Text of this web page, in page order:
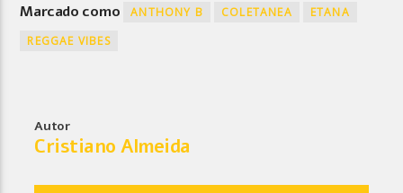
Marcado como ANTHONY B COLETANEA
ETANA
REGGAE VIBES
Autor
Cristiano Almeida